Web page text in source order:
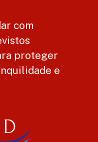
com
proteger
e